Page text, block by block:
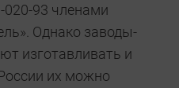
020-93 членами
Однако заводы-
изготавливать и
их можно